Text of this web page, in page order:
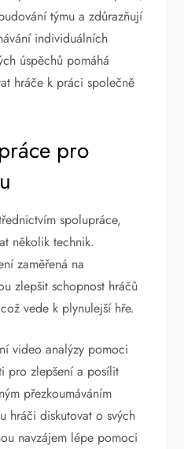
týmu a zdůrazňují
individuálních
úspěchů pomáhá
hráče k práci společně
pro
spolupráce,
několik technik.
zaměřená na
zlepšit schopnost hráčů
vede k plynulejší hře.
video analýzy pomoci
pro zlepšení a posílit
přezkoumáváním
hráči diskutovat o svých
navzájem lépe pomoci